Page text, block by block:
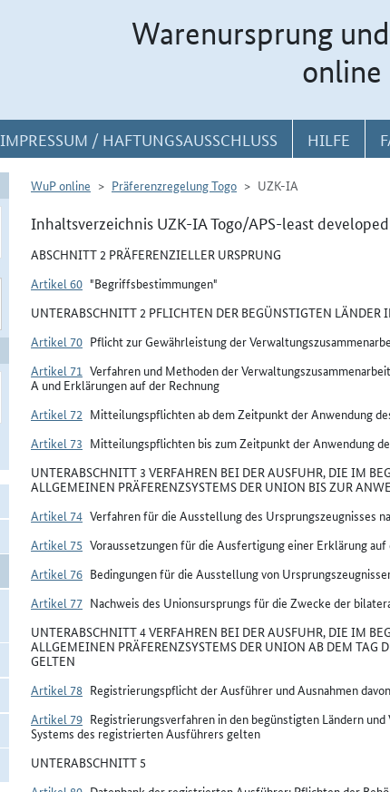
Warenursprung
online
IMPRESSUM / HAFTUNGSAUSSCHLUSS HILFE
WuP online Präferenzregelung Togo UZK-IA
Inhaltsverzeichnis UZK-IA Togo/APS-least
ABSCHNITT 2 PRÄFERENZIELLER URSPRUNG
Artikel 60 "Begriffsbestimmungen"
UNTERABSCHNITT 2 PFLICHTEN DER BEGÜNSTIGTEN LÄNDER
Artikel 70 Pflicht zur Gewährleistung der
Artikel 71 Verfahren und Methoden der
A und Erklärungen auf der Rechnung
Artikel 72 Mitteilungspflichten ab dem Zeitpunkt der Anwendung
Artikel 73 Mitteilungspflichten bis zum Zeitpunkt der Anwendung
UNTERABSCHNITT 3 VERFAHREN BEI DER AUSFUHR, DIE IM
ALLGEMEINEN PRÄFERENZSYSTEMS DER UNION BIS ZUR
Artikel 74 Verfahren für die Ausstellung des Ursprungszeugnisses
Artikel 75 Voraussetzungen für die Ausfertigung einer Erklärung auf
Artikel 76 Bedingungen für die Ausstellung von
Artikel 77 Nachweis des Unionsursprungs für die Zwecke der
UNTERABSCHNITT 4 VERFAHREN BEI DER AUSFUHR, DIE IM
ALLGEMEINEN PRÄFERENZSYSTEMS DER UNION AB DEM TAG
GELTEN
Artikel 78 Registrierungspflicht der Ausführer und Ausnahmen davon
Artikel 79 Registrierungsverfahren in den begünstigten Ländern
Systems des registrierten Ausführers gelten
UNTERABSCHNITT 5